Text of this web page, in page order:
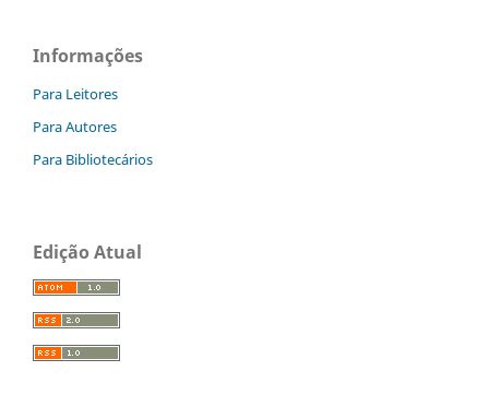
Informações
Para Leitores
Para Autores
Para Bibliotecários
Edição Atual